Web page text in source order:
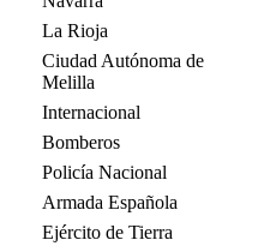
La Rioja
Ciudad Autónoma de
Melilla
Internacional
Bomberos
Policía Nacional
Armada Española
Ejército de Tierra